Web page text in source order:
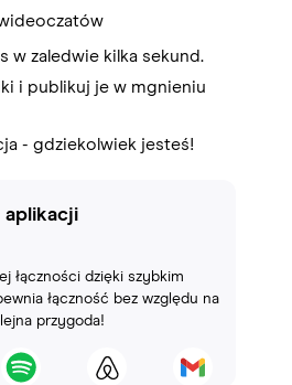
w zaledwie kilka sekund.
i publikuj je w mgnieniu
- gdziekolwiek jesteś!
aplikacji
łączności dzięki szybkim
łączność bez względu na
przygoda!